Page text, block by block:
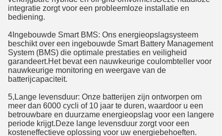
integratie zorgt voor een probleemloze installatie en
bediening.
4Ingebouwde Smart BMS: Ons energieopslagsysteem
beschikt over een ingebouwde Smart Battery Management
System (BMS) die optimale prestaties en veiligheid
garandeert.Het bevat een nauwkeurige coulombteller voor
nauwkeurige monitoring en weergave van de
batterijcapaciteit.
5,Lange levensduur: Onze batterijen zijn ontworpen om
meer dan 6000 cycli of 10 jaar te duren, waardoor u een
betrouwbare en duurzame energieopslag voor een langere
periode krijgt.Deze lange levensduur zorgt voor een
kosteneffectieve oplossing voor uw energiebehoeften.